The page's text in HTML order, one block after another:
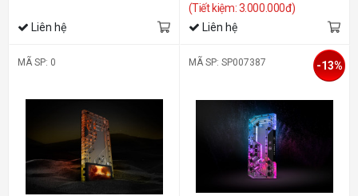
Liên hệ
(Tiết kiệm: 3.000.000đ)
Liên hệ
MÃ SP: 0 MÃ SP: SP007387 -13%